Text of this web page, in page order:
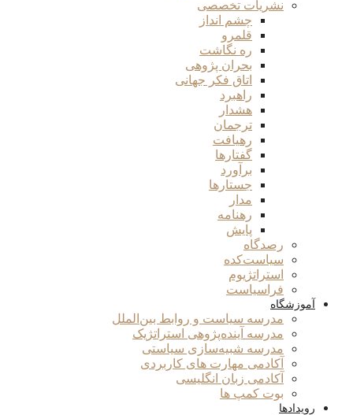
نشریات تخصصی
چشم انداز
قلمرو
ره نگاشت
بحران پژوهی
اتاق فکر جهانی
راهبرد
هشدار
ترجمان
رهیافت
گفتارها
برآورد
جستارها
مدار
رهنامه
پایش
رصدگاه
سیاست‌کده
استراتژیوم
فراسیاست
آموزشگاه
مدرسه سیاست و روابط بین‌الملل
مدرسه آینده‌پژوهی استراتژیک
مدرسه شبیه‌سازی سیاستی
آکادمی مهارت های کاربردی
آکادمی زبان انگلیسی
بوت کمپ ها
رویدادها